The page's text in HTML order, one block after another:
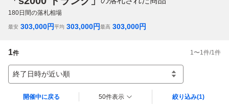
180日間の落札相場
最安 303,000円平均 303,000円最高 303,000円
1件 1 〜1 件/1 件
終了日時が近い順
開催中に戻る 50件表示 絞り込み(1)